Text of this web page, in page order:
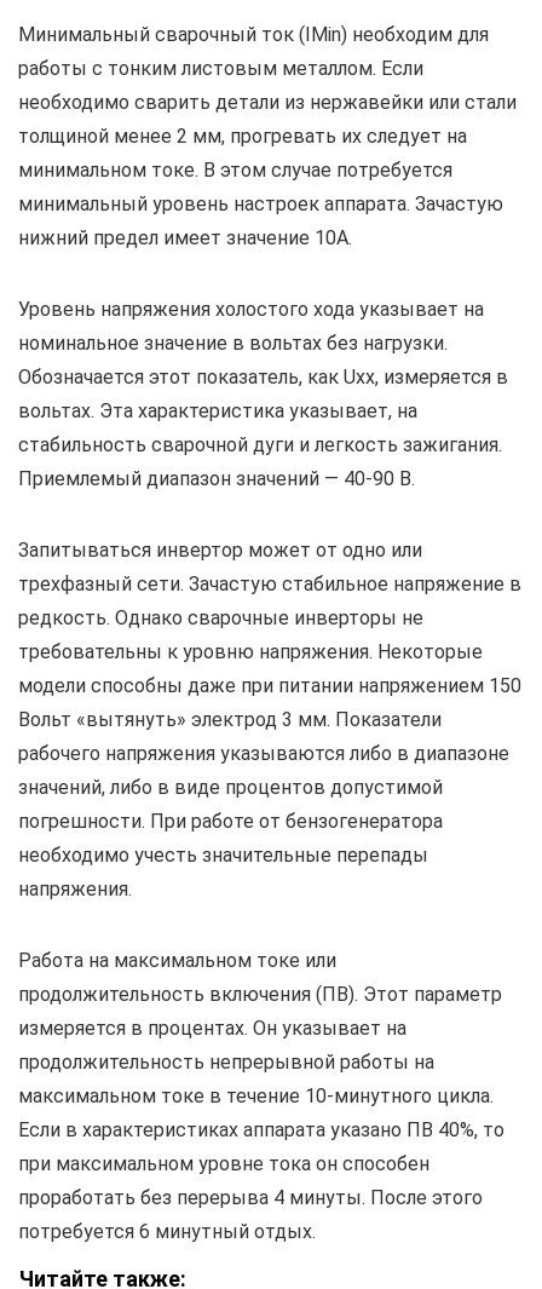
Минимальный сварочный ток (IMin) необходим для
работы с тонким листовым металлом. Если
необходимо сварить детали из нержавейки или стали
толщиной менее 2 мм, прогревать их следует на
минимальном токе. В этом случае потребуется
минимальный уровень настроек аппарата. Зачастую
нижний предел имеет значение 10А.
Уровень напряжения холостого хода указывает на
номинальное значение в вольтах без нагрузки.
Обозначается этот показатель, как Uxx, измеряется в
вольтах. Эта характеристика указывает, на
стабильность сварочной дуги и легкость зажигания.
Приемлемый диапазон значений — 40-90 В.
Запитываться инвертор может от одно или
трехфазный сети. Зачастую стабильное напряжение в
редкость. Однако сварочные инверторы не
требовательны к уровню напряжения. Некоторые
модели способны даже при питании напряжением 150
Вольт «вытянуть» электрод 3 мм. Показатели
рабочего напряжения указываются либо в диапазоне
значений, либо в виде процентов допустимой
погрешности. При работе от бензогенератора
необходимо учесть значительные перепады
напряжения.
Работа на максимальном токе или
продолжительность включения (ПВ). Этот параметр
измеряется в процентах. Он указывает на
продолжительность непрерывной работы на
максимальном токе в течение 10-минутного цикла.
Если в характеристиках аппарата указано ПВ 40%, то
при максимальном уровне тока он способен
проработать без перерыва 4 минуты. После этого
потребуется 6 минутный отдых.
Читайте также: